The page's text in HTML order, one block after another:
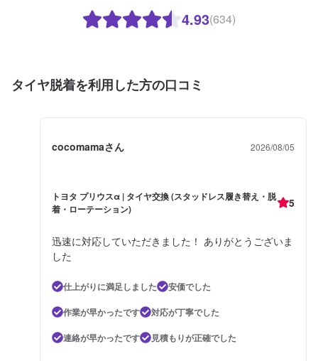
4.93(634)
タイヤ脱着を利用した方の口コミ
cocomamaさん 2026/08/05
トヨタ プリウスα | タイヤ交換 (スタッドレス履き替え・脱
着・ローテーション)
5
迅速に対応していただきました！ ありがとうございま
した
仕上がりに満足しました
安価でした
作業が早かったです
対応が丁寧でした
連絡が早かったです
見積もりが正確でした